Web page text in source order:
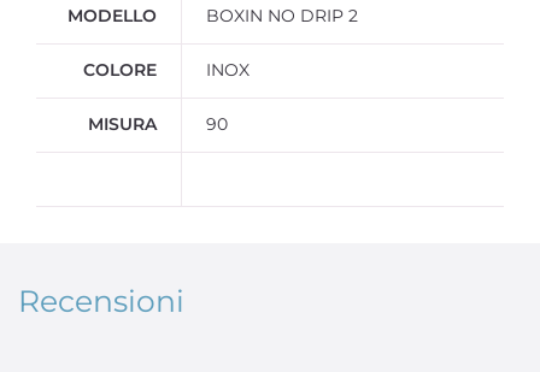
MODELLO BOXIN NO DRIP 2
COLORE INOX
MISURA 90
Recensioni